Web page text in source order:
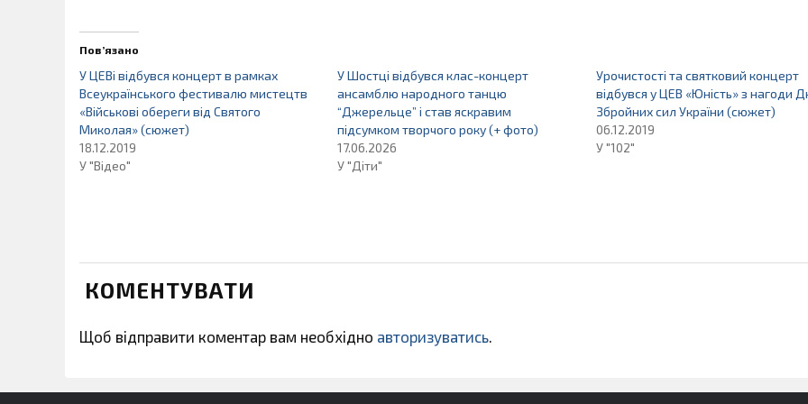
Пов’язано
У ЦЕВі відбувся концерт в рамках
Всеукраїнського фестивалю мистецтв
«Військові обереги від Святого
Миколая» (сюжет)
18.12.2019
У "Відео"
У Шостці відбувся клас-концерт
ансамблю народного танцю
“Джерельце” і став яскравим
підсумком творчого року (+ фото)
17.06.2026
У "Діти"
Урочистості та святковий концерт
відбувся у ЦЕВ «Юність» з нагоди
Збройних сил України (сюжет)
06.12.2019
У "102"
КОМЕНТУВАТИ
Щоб відправити коментар вам необхідно авторизуватись